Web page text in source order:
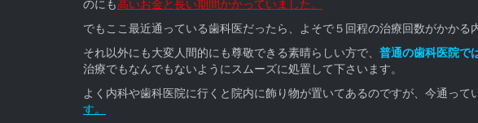
のにも高いお金と長い期間かかっていました。
でもここ最近通っている歯科医だったら、よそで５回程の治療回数がかかる
それ以外にも大変人間的にも尊敬できる素晴らしい方で、 普通の歯科医院で
治療でもなんでもないようにスムーズに処置して下さいます。
よく内科や歯科医院に行くと院内に飾り物が置いてあるのですが、今通って
す。